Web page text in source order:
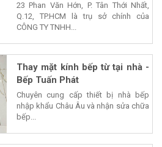
23 Phan Văn Hớn, P. Tân Thới Nhất,
Q.12, TP.HCM là trụ sở chính của
CÔNG TY TNHH...
Thay mặt kính bếp từ tại nhà -
Bếp Tuấn Phát
Chuyên cung cấp thiết bị nhà bếp
nhập khẩu Châu Âu và nhận sửa chữa
bếp...